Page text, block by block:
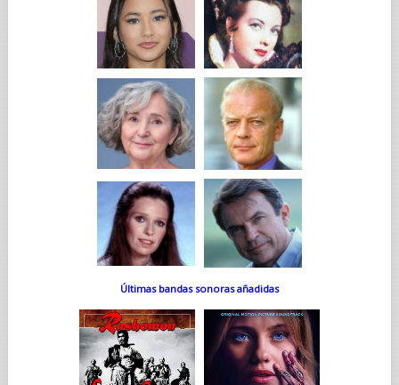
Últimas bandas sonoras añadidas